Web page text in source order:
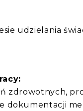
udzielania
zdrowotnych,
dokumentacji